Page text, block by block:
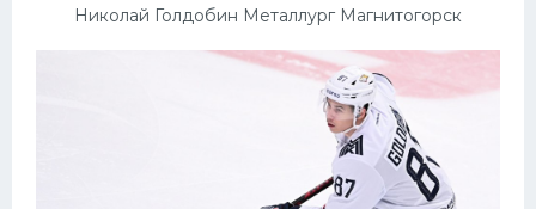
Николай Голдобин Металлург Магнитогорск